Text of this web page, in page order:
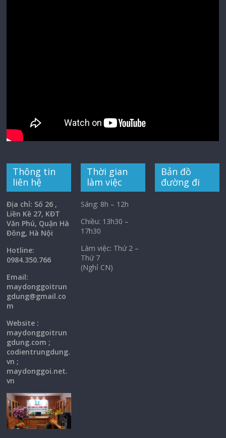
Thông tin
liên hệ
Địa chỉ: Số 26 ,
Liền Kề 27, KĐT
Văn Phú, Quận Hà
Đông, Hà Nội
Hotline:
0984.350.766
Email:
maydonggoitrun
gdung@gmail.co
m
Website :
maydonggoitrun
gdung.com ;
codientrungdung.
vn ;
maydonggoi.net.
vn
Thời gian
làm việc
Sáng: 8h – 12h
Chiều: 13h30 –
17h30
Làm việc: Thứ 2 –
Thứ 7
(Nghỉ CN)
Bản đồ
đường đi